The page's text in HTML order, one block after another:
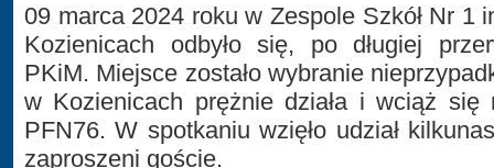
09 marca 2024 roku w Zespole Szkół Nr 1
Kozienicach odbyło się, po długiej
PKiM. Miejsce zostało wybranie
w Kozienicach prężnie działa i wciąż się
PFN76. W spotkaniu wzięło udział
zaproszeni goście.